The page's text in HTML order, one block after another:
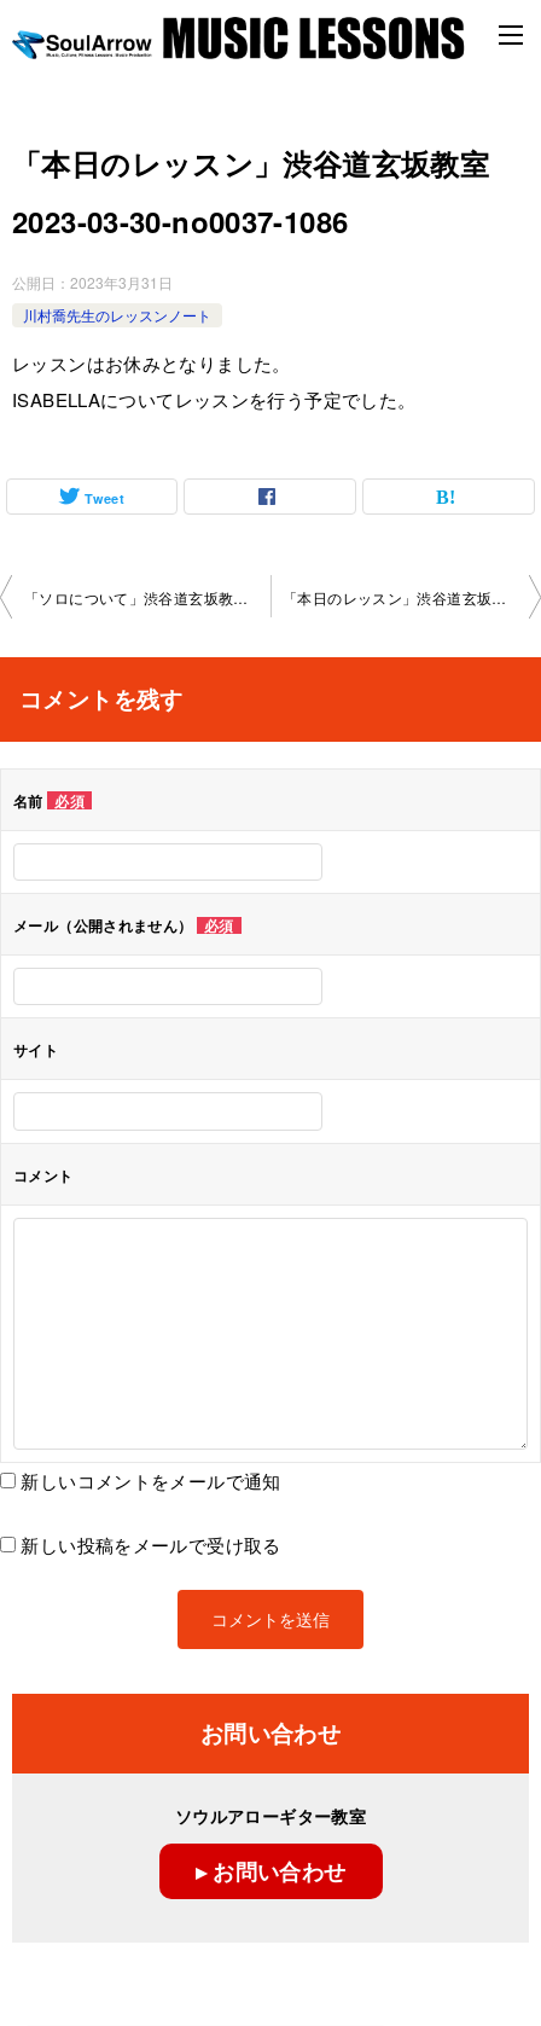
「本日のレッスン」渋谷道玄坂教室
2023-03-30-­no0037-­1086
公開日： 2023年3月31日
川村喬先生のレッスンノート
レッスンはお休みとなりました。
ISABELLAについてレッスンを行う予定でした。
Tweet
投
ビ
シ
ョ
ン
「ソロについて」渋谷道玄坂教室2023-02-26-­no0037-­1086 「本日のレッスン」渋谷道玄坂教室2023-03-30-­no0037-­1086
コメントを残す
名前 必須
メール（公開されません） 必須
サイト
コメント
新しいコメントをメールで通知
新しい投稿をメールで受け取る
お問い合わせ
ソウルアローギター教室
▸ お問い合わせ